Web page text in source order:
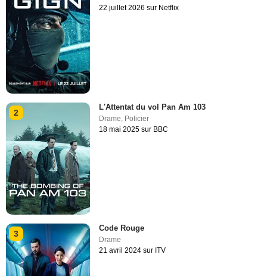
22 juillet 2026 sur Netflix
2
L'Attentat du vol Pan Am 103
Drame Policier
18 mai 2025 sur BBC
3
Code Rouge
Drame
21 avril 2024 sur ITV